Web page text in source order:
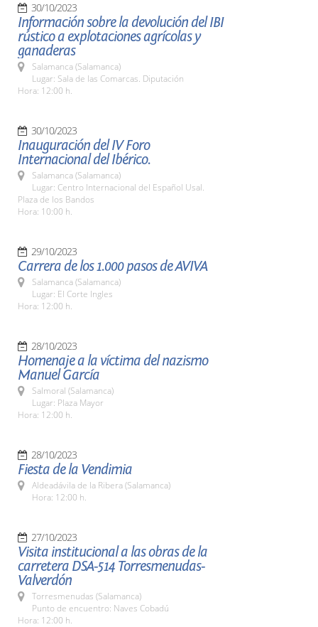
30/10/2023
Información sobre la devolución del IBI
rústico a explotaciones agrícolas y
ganaderas
Salamanca (Salamanca)
Lugar: Sala de las Comarcas. Diputación
Hora: 12:00 h.
30/10/2023
Inauguración del IV Foro
Internacional del Ibérico.
Salamanca (Salamanca)
Lugar: Centro Internacional del Español Usal.
Plaza de los Bandos
Hora: 10:00 h.
29/10/2023
Carrera de los 1.000 pasos de AVIVA
Salamanca (Salamanca)
Lugar: El Corte Ingles
Hora: 12:00 h.
28/10/2023
Homenaje a la víctima del nazismo
Manuel García
Salmoral (Salamanca)
Lugar: Plaza Mayor
Hora: 12:00 h.
28/10/2023
Fiesta de la Vendimia
Aldeadávila de la Ribera (Salamanca)
Hora: 12:00 h.
27/10/2023
Visita institucional a las obras de la
carretera DSA-514 Torresmenudas-
Valverdón
Torresmenudas (Salamanca)
Punto de encuentro: Naves Cobadú
Hora: 12:00 h.